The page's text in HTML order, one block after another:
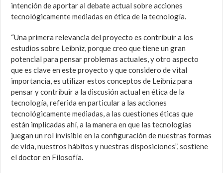
intención de aportar al debate actual sobre acciones
tecnológicamente mediadas en ética de la tecnología.
“Una primera relevancia del proyecto es contribuir a los
estudios sobre Leibniz, porque creo que tiene un gran
potencial para pensar problemas actuales, y otro aspecto
que es clave en este proyecto y que considero de vital
importancia, es utilizar estos conceptos de Leibniz para
pensar y contribuir a la discusión actual en ética de la
tecnología, referida en particular a las acciones
tecnológicamente mediadas, a las cuestiones éticas que
están implicadas ahí, a la manera en que las tecnologías
juegan un rol invisible en la configuración de nuestras formas
de vida, nuestros hábitos y nuestras disposiciones”, sostiene
el doctor en Filosofía.